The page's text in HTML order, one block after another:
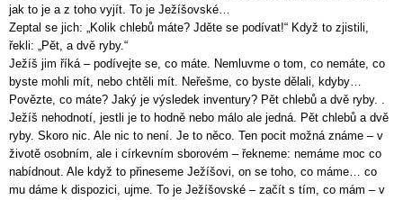
jak to je a z toho vyjít. To je Ježíšovské…
Zeptal se jich: „Kolik chlebů máte? Jděte se podívat!“ Když to zjistili,
řekli: „Pět, a dvě ryby.“
Ježíš jim říká – podívejte se, co máte. Nemluvme o tom, co nemáte, co
byste mohli mít, nebo chtěli mít. Neřešme, co byste dělali, kdyby…
Povězte, co máte? Jaký je výsledek inventury? Pět chlebů a dvě ryby. .
Ježíš nehodnotí, jestli je to hodně nebo málo ale jedná. Pět chlebů a dvě
ryby. Skoro nic. Ale nic to není. Je to něco. Ten pocit možná známe – v
životě osobním, ale i církevním sborovém – řekneme: nemáme moc co
nabídnout. Ale když to přineseme Ježíšovi, on se toho, co máme… co
mu dáme k dispozici, ujme. To je Ježíšovské – začít s tím, co mám – v